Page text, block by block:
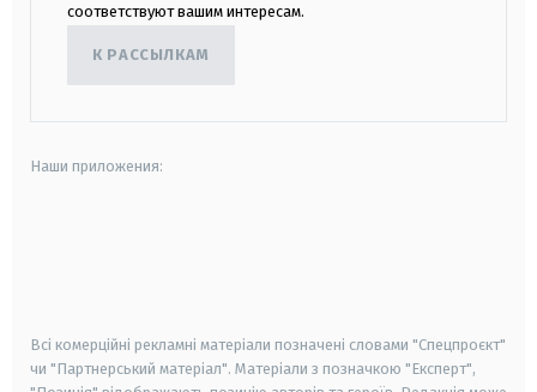
соответствуют вашим интересам.
К РАССЫЛКАМ
Наши приложения:
Всі комерційні рекламні матеріали позначені словами "Спецпроєкт"
чи "Партнерський матеріал". Матеріали з позначкою "Експерт",